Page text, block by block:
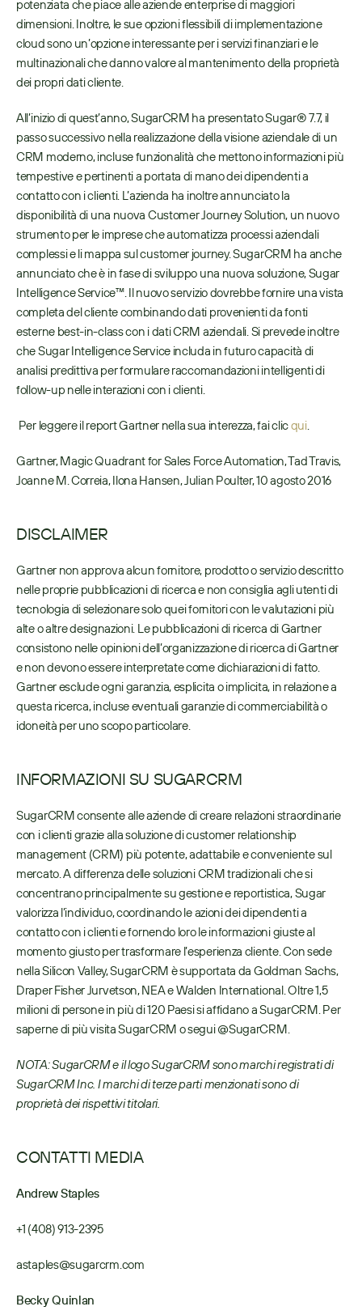
potenziata che piace alle aziende enterprise di maggiori
dimensioni. Inoltre, le sue opzioni flessibili di implementazione
cloud sono un’opzione interessante per i servizi finanziari e le
multinazionali che danno valore al mantenimento della proprietà
dei propri dati cliente.
All’inizio di quest’anno, SugarCRM ha presentato Sugar® 7.7, il
passo successivo nella realizzazione della visione aziendale di un
CRM moderno, incluse funzionalità che mettono informazioni più
tempestive e pertinenti a portata di mano dei dipendenti a
contatto con i clienti. L’azienda ha inoltre annunciato la
disponibilità di una nuova Customer Journey Solution, un nuovo
strumento per le imprese che automatizza processi aziendali
complessi e li mappa sul customer journey. SugarCRM ha anche
annunciato che è in fase di sviluppo una nuova soluzione, Sugar
Intelligence Service™. Il nuovo servizio dovrebbe fornire una vista
completa del cliente combinando dati provenienti da fonti
esterne best-in-class con i dati CRM aziendali. Si prevede inoltre
che Sugar Intelligence Service includa in futuro capacità di
analisi predittiva per formulare raccomandazioni intelligenti di
follow-up nelle interazioni con i clienti.
Per leggere il report Gartner nella sua interezza, fai clic qui.
Gartner, Magic Quadrant for Sales Force Automation, Tad Travis,
Joanne M. Correia, Ilona Hansen, Julian Poulter, 10 agosto 2016
DISCLAIMER
Gartner non approva alcun fornitore, prodotto o servizio descritto
nelle proprie pubblicazioni di ricerca e non consiglia agli utenti di
tecnologia di selezionare solo quei fornitori con le valutazioni più
alte o altre designazioni. Le pubblicazioni di ricerca di Gartner
consistono nelle opinioni dell’organizzazione di ricerca di Gartner
e non devono essere interpretate come dichiarazioni di fatto.
Gartner esclude ogni garanzia, esplicita o implicita, in relazione a
questa ricerca, incluse eventuali garanzie di commerciabilità o
idoneità per uno scopo particolare.
INFORMAZIONI SU SUGARCRM
SugarCRM consente alle aziende di creare relazioni straordinarie
con i clienti grazie alla soluzione di customer relationship
management (CRM) più potente, adattabile e conveniente sul
mercato. A differenza delle soluzioni CRM tradizionali che si
concentrano principalmente su gestione e reportistica, Sugar
valorizza l’individuo, coordinando le azioni dei dipendenti a
contatto con i clienti e fornendo loro le informazioni giuste al
momento giusto per trasformare l’esperienza cliente. Con sede
nella Silicon Valley, SugarCRM è supportata da Goldman Sachs,
Draper Fisher Jurvetson, NEA e Walden International. Oltre 1,5
milioni di persone in più di 120 Paesi si affidano a SugarCRM. Per
saperne di più visita SugarCRM o segui @SugarCRM.
NOTA: SugarCRM e il logo SugarCRM sono marchi registrati di
SugarCRM Inc. I marchi di terze parti menzionati sono di
proprietà dei rispettivi titolari.
CONTATTI MEDIA
Andrew Staples
+1 (408) 913-2395
astaples@sugarcrm.com
Becky Quinlan